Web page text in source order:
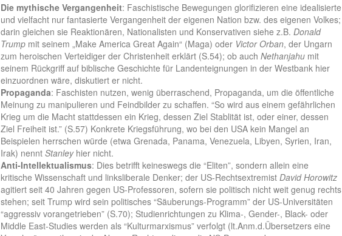
Die mythische Vergangenheit: Faschistische Bewegungen glorifizieren eine idealisierte
und vielfacht nur fantasierte Vergangenheit der eigenen Nation bzw. des eigenen Volkes;
darin gleichen sie Reaktionären, Nationalisten und Konservativen siehe z.B. Donald
Trump mit seinem „Make America Great Again“ (Maga) oder Victor Orban, der Ungarn
zum heroischen Verteidiger der Christenheit erklärt (S.54); ob auch Nethanjahu mit
seinem Rückgriff auf biblische Geschichte für Landenteignungen in der Westbank hier
einzuordnen wäre, diskutiert er nicht.
Propaganda: Faschisten nutzen, wenig überraschend, Propaganda, um die öffentliche
Meinung zu manipulieren und Feindbilder zu schaffen. “So wird aus einem gefährlichen
Krieg um die Macht stattdessen ein Krieg, dessen Ziel Stablität ist, oder einer, dessen
Ziel Freiheit ist.” (S.57) Konkrete Kriegsführung, wo bei den USA kein Mangel an
Beispielen herrschen würde (etwa Grenada, Panama, Venezuela, Libyen, Syrien, Iran,
Irak) nennt Stanleyhier nicht.
Anti-Intellektualismus: Dies betrifft keineswegs die “Eliten”, sondern allein eine
kritische Wissenschaft und linksliberale Denker; der US-Rechtsextremist David Horowitz
agitiert seit 40 Jahren gegen US-Professoren, sofern sie politisch nicht weit genug rechts
stehen; seit Trump wird sein politisches “Säuberungs-Programm” der US-Universitäten
“aggressiv vorangetrieben” (S.70); Studienrichtungen zu Klima-, Gender-, Black- oder
Middle East-Studies werden als “Kulturmarxismus” verfolgt (lt.Anm.d.Übersetzers eine